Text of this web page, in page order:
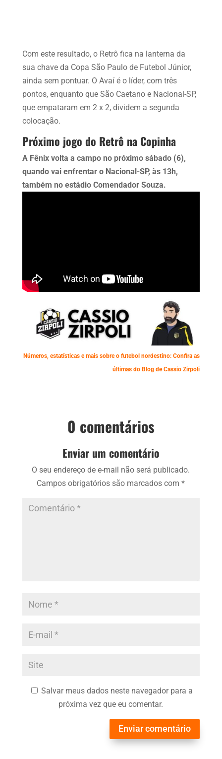
Com este resultado, o Retrô fica na lanterna da
sua chave da Copa São Paulo de Futebol Júnior,
ainda sem pontuar. O Avaí é o líder, com três
pontos, enquanto que São Caetano e Nacional-SP,
que empataram em 2 x 2, dividem a segunda
colocação.
Próximo jogo do Retrô na Copinha
A Fênix volta a campo no próximo sábado (6),
quando vai enfrentar o Nacional-SP, às 13h,
também no estádio Comendador Souza.
Números, estatísticas e mais sobre o futebol nordestino: Confira as
últimas do Blog de Cassio Zirpoli
0 comentários
Enviar um comentário
O seu endereço de e-mail não será publicado.
Campos obrigatórios são marcados com*
Salvar meus dados neste navegador para a
próxima vez que eu comentar.
Enviar comentário